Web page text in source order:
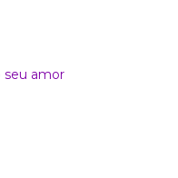
seu amor